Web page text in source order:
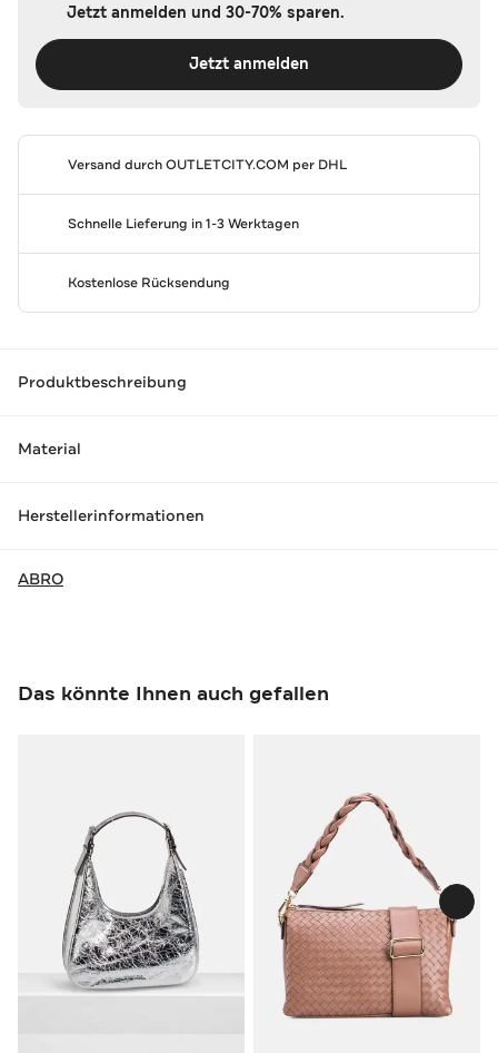
Jetzt anmelden und 30-70% sparen.
Jetzt anmelden
Versand durchOUTLETCITY.COM per DHL
Schnelle Lieferung in 1-3 Werktagen
Kostenlose Rücksendung
Produktbeschreibung
Material
Herstellerinformationen
ABRO
Das könnte Ihnen auch gefallen